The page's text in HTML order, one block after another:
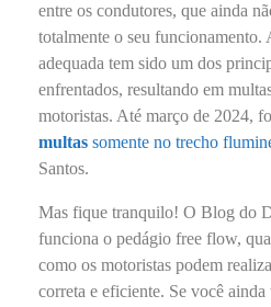
entre os condutores, que ainda
totalmente o seu funcionamento.
adequada tem sido um dos
enfrentados, resultando em
motoristas. Até março de 2024,
multas somente no trecho
Santos.
Mas fique tranquilo! O Blog do
funciona o pedágio free flow,
como os motoristas podem
correta e eficiente. Se você ainda